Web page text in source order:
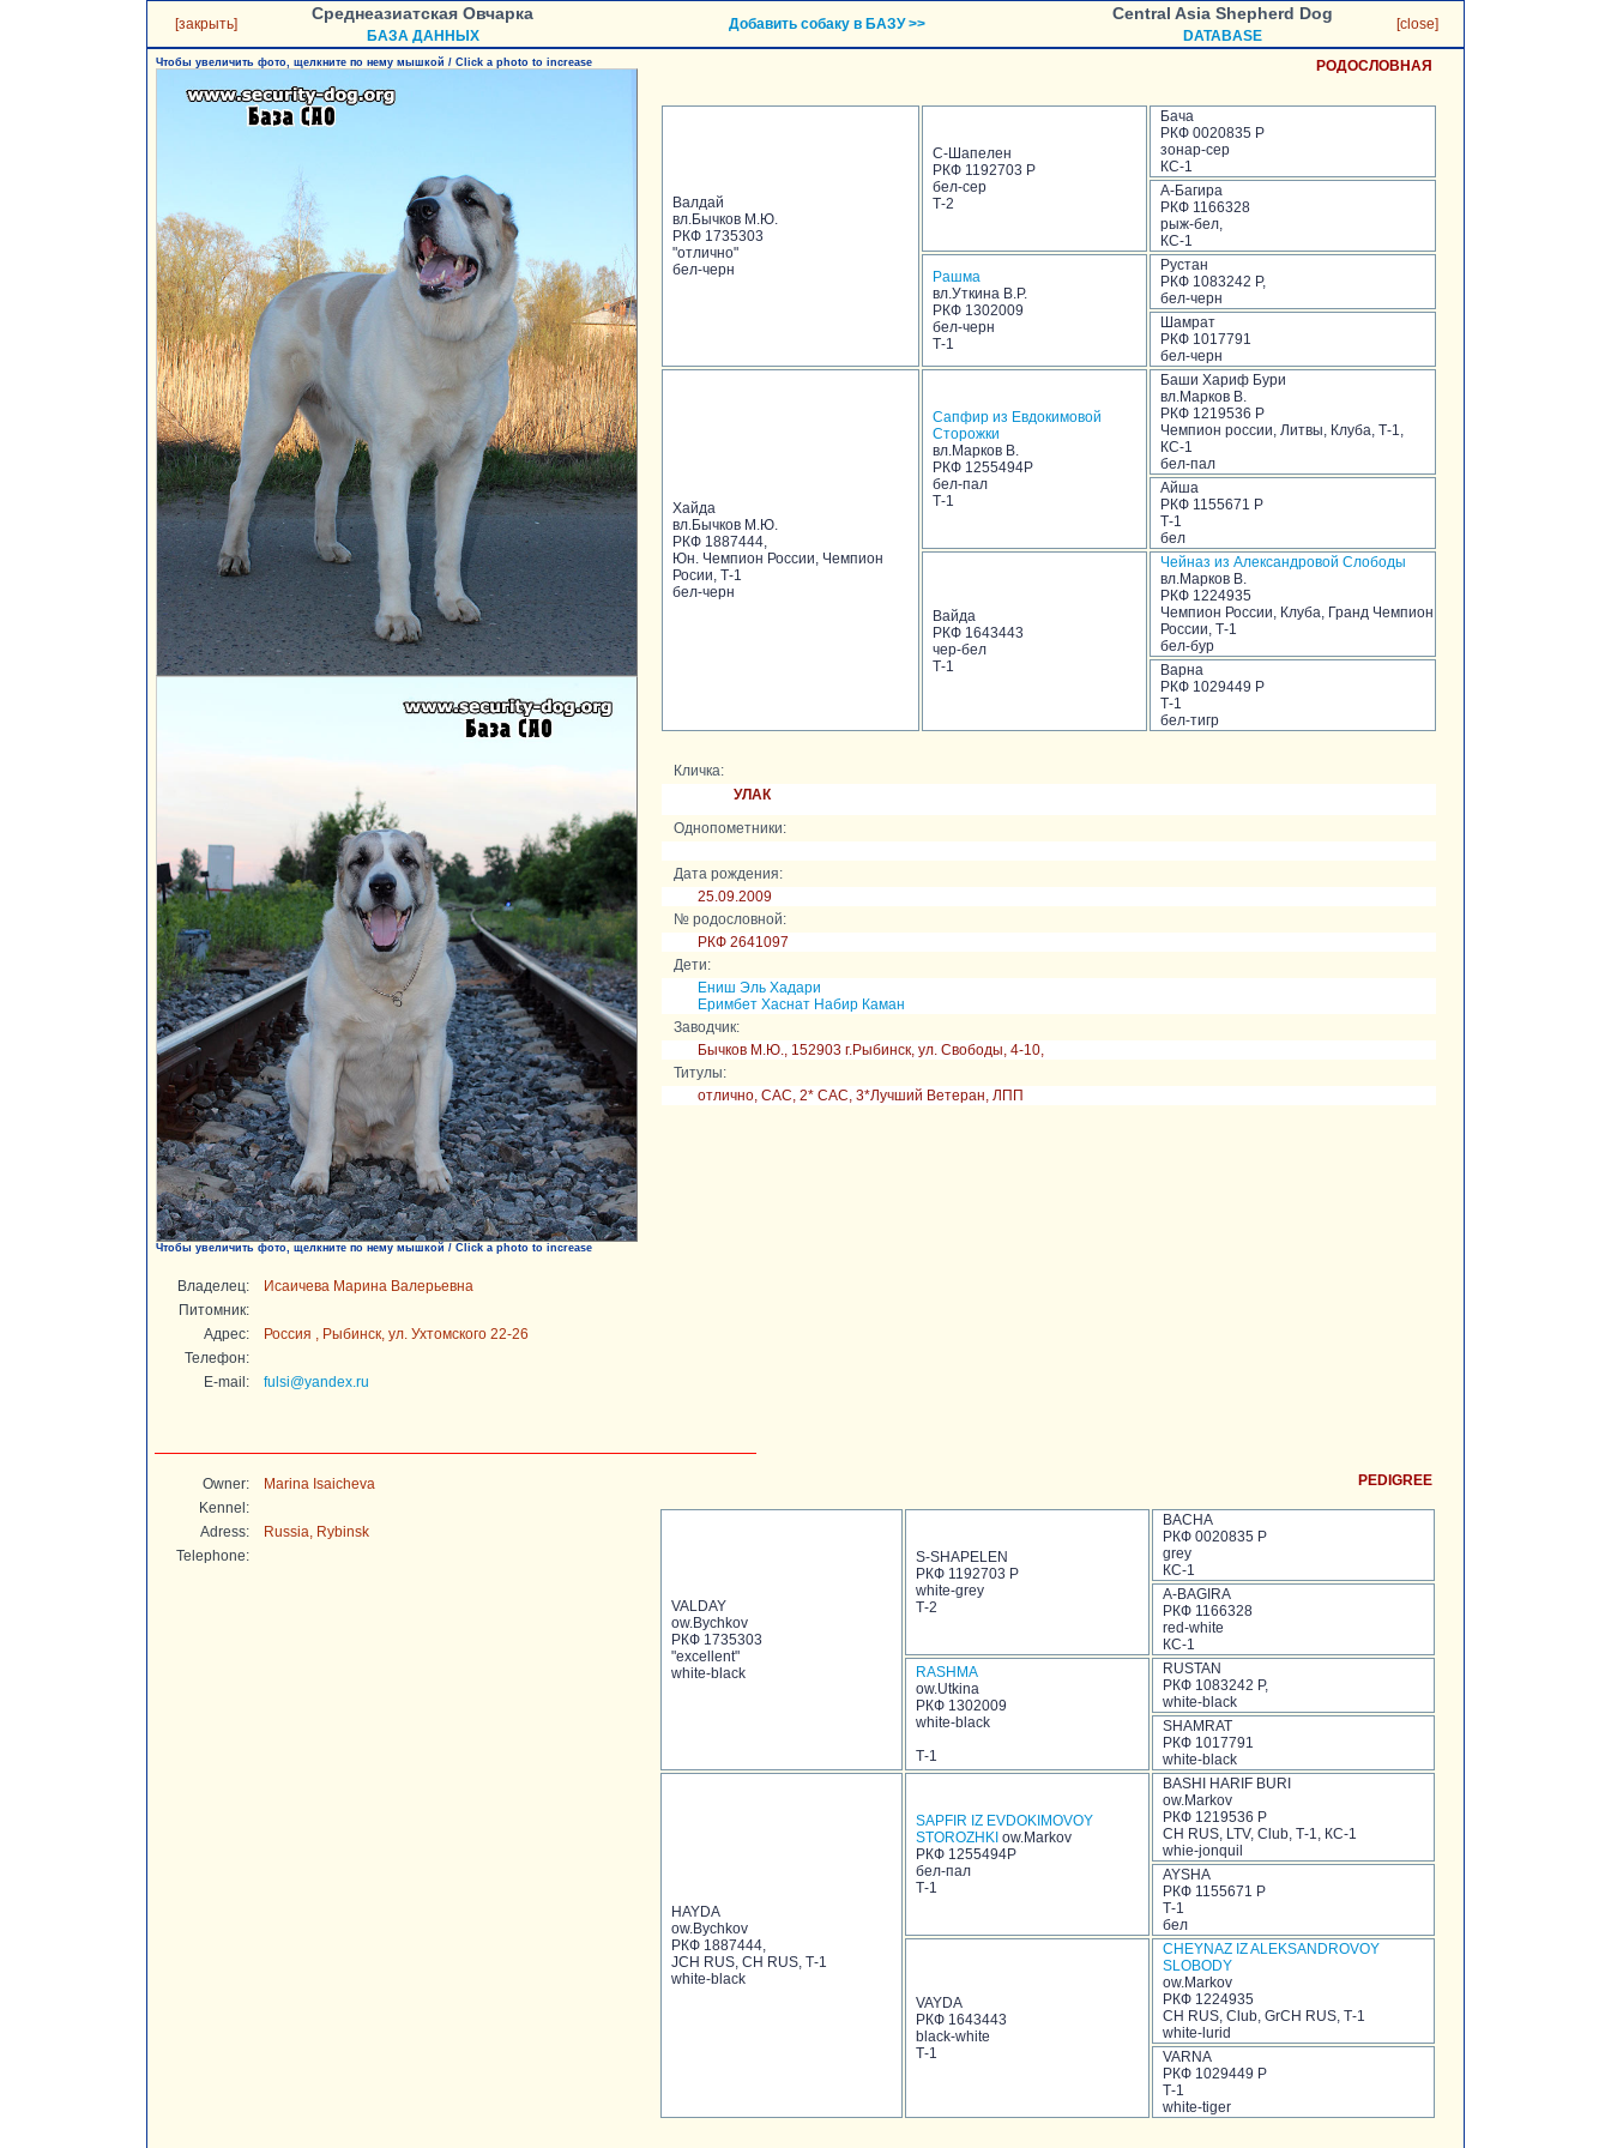
[закрыть]
Среднеазиатская Овчарка
Добавить собаку в БАЗУ >>
Central Asia Shepherd Dog
[close]
БАЗА ДАННЫХ DATABASE
Чтобы увеличить фото, щелкните по нему мышкой / Click a photo to increase
Чтобы увеличить фото, щелкните по нему мышкой / Click a photo to increase
Владелец:
Исаичева Марина Валерьевна
Питомник:
Адрес:
Россия , Рыбинск, ул. Ухтомского 22-26
Телефон:
E-mail:
fulsi@yandex.ru
РОДОСЛОВНАЯ
Валдай
вл.Бычков М.Ю.
РКФ 1735303
"отлично"
бел-черн
С-Шапелен
РКФ 1192703 Р
бел-сер
Т-2
Бача
РКФ 0020835 Р
зонар-сер
КС-1
А-Багира
РКФ 1166328
рыж-бел,
КС-1
Рашма
вл.Уткина В.Р.
РКФ 1302009
бел-черн
Т-1
Рустан
РКФ 1083242 Р,
бел-черн
Шамрат
РКФ 1017791
бел-черн
Хайда
вл.Бычков М.Ю.
РКФ 1887444,
Юн. Чемпион России, Чемпион
Росии, Т-1
бел-черн
Сапфир из Евдокимовой
Сторожки
вл.Марков В.
РКФ 1255494Р
бел-пал
Т-1
Баши Хариф Бури
вл.Марков В.
РКФ 1219536 Р
Чемпион россии, Литвы, Клуба, Т-1,
КС-1
бел-пал
Айша
РКФ 1155671 Р
Т-1
бел
Вайда
РКФ 1643443
чер-бел
Т-1
Чейназ из Александровой Слободы
вл.Марков В.
РКФ 1224935
Чемпион России, Клуба, Гранд Чемпион
России, Т-1
бел-бур
Варна
РКФ 1029449 Р
Т-1
бел-тигр
Кличка:
УЛАК
Однопометники:
Дата рождения:
25.09.2009
№ родословной:
РКФ 2641097
Дети:
Ениш Эль Хадари
Еримбет Хаснат Набир Каман
Заводчик:
Бычков М.Ю., 152903 г.Рыбинск, ул. Свободы, 4-10,
Титулы:
отлично, САС, 2* CAC, 3*Лучший Ветеран, ЛПП
Owner:
Marina Isaicheva
Kennel:
Adress:
Russia, Rybinsk
Telephone:
PEDIGREE
VALDAY
ow.Bychkov
РКФ 1735303
"excellent"
white-black
S-SHAPELEN
РКФ 1192703 Р
white-grey
Т-2
BACHA
РКФ 0020835 Р
grey
КС-1
А-BAGIRA
РКФ 1166328
red-white
КС-1
RASHMA
ow.Utkina
РКФ 1302009
white-black
Т-1
RUSTAN
РКФ 1083242 Р,
white-black
SHAMRAT
РКФ 1017791
white-black
HAYDA
ow.Bychkov
РКФ 1887444,
JCH RUS, CH RUS, Т-1
white-black
SAPFIR IZ EVDOKIMOVOY
STOROZHKI ow.Markov
РКФ 1255494Р
бел-пал
Т-1
BASHI HARIF BURI
ow.Markov
РКФ 1219536 Р
CH RUS, LTV, Club, Т-1, КС-1
whie-jonquil
AYSHA
РКФ 1155671 Р
Т-1
бел
VAYDA
РКФ 1643443
black-white
Т-1
CHEYNAZ IZ ALEKSANDROVOY
SLOBODY
ow.Markov
РКФ 1224935
CH RUS, Club, GrCH RUS, Т-1
white-lurid
VARNA
РКФ 1029449 Р
Т-1
white-tiger